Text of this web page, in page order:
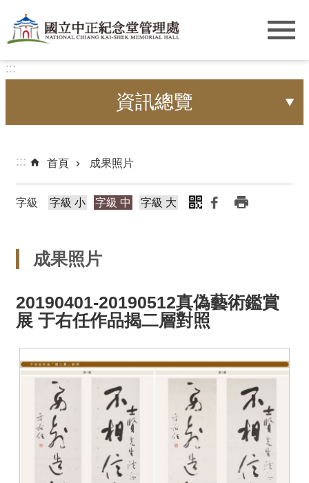
跳到主要內容區塊
:::
資訊總覽
::: 首頁 成果照片
字級 字級 小 字級 中 字級 大
成果照片
20190401-20190512真偽藝術鑑賞
展 于右任作品揭二層對照